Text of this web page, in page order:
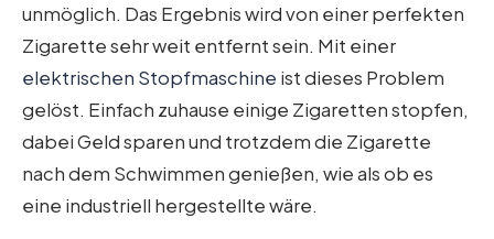
unmöglich. Das Ergebnis wird von einer perfekten
Zigarette sehr weit entfernt sein. Mit einer
elektrischen Stopfmaschine ist dieses Problem
gelöst. Einfach zuhause einige Zigaretten stopfen,
dabei Geld sparen und trotzdem die Zigarette
nach dem Schwimmen genießen, wie als ob es
eine industriell hergestellte wäre.